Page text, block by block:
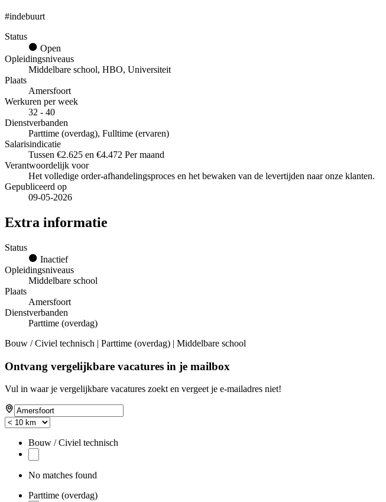
#indebuurt
Status
Open
Opleidingsniveaus
Middelbare school, HBO, Universiteit
Plaats
Amersfoort
Werkuren per week
32 - 40
Dienstverbanden
Parttime (overdag), Fulltime (ervaren)
Salarisindicatie
Tussen €2.625 en €4.472 Per maand
Verantwoordelijk voor
Het volledige order-afhandelingsproces en het bewaken van de levertijden naar onze klanten.
Gepubliceerd op
09-05-2026
Extra informatie
Status
Inactief
Opleidingsniveaus
Middelbare school
Plaats
Amersfoort
Dienstverbanden
Parttime (overdag)
Bouw / Civiel technisch | Parttime (overdag) | Middelbare school
Ontvang vergelijkbare vacatures in je mailbox
Vul in waar je vergelijkbare vacatures zoekt en vergeet je e-mailadres niet!
Bouw / Civiel technisch
No matches found
Parttime (overdag)